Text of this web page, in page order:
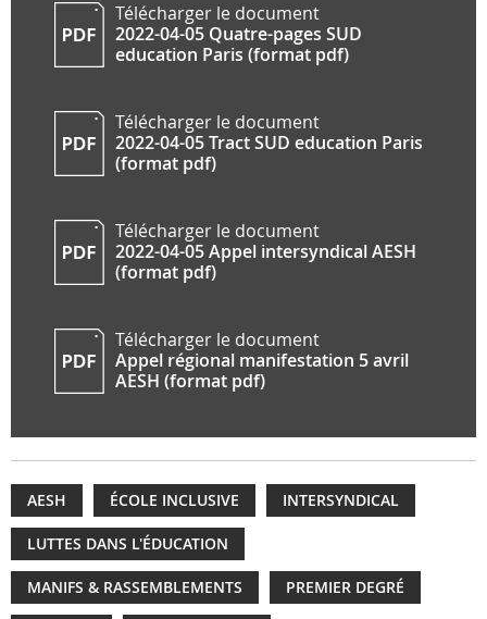
Télécharger le document
2022-04-05 Quatre-pages SUD
education Paris (format pdf)
Télécharger le document
2022-04-05 Tract SUD education Paris
(format pdf)
Télécharger le document
2022-04-05 Appel intersyndical AESH
(format pdf)
Télécharger le document
Appel régional manifestation 5 avril
AESH (format pdf)
AESH ÉCOLE INCLUSIVE INTERSYNDICAL
LUTTES DANS L'ÉDUCATION
MANIFS & RASSEMBLEMENTS PREMIER DEGRÉ